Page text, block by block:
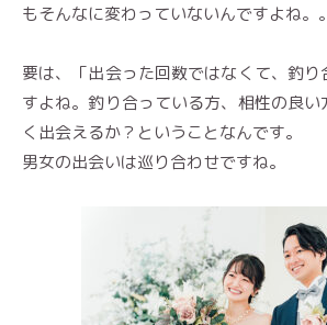
もそんなに変わっていないんですよね。
要は、「出会った回数ではなくて、釣
すよね。釣り合っている方、相性の良
く出会えるか？ということなんです。
男女の出会いは巡り合わせですね。